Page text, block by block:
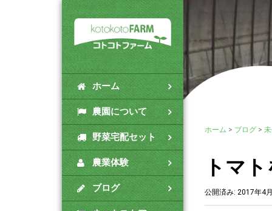
ホーム
農園について
野菜宅配セット
農業体験
ブログ
ホーム > ブログ >
トマ
公開済み: 2017年4